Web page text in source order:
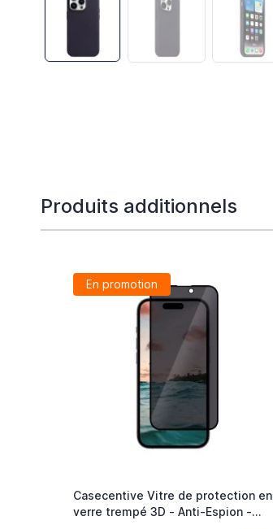
Produits additionnels
En promotion
Casecentive Vitre de protection en
verre trempé 3D - Anti-Espion -